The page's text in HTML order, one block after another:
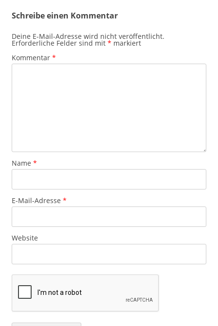
Schreibe einen Kommentar
Deine E-Mail-Adresse wird nicht veröffentlicht.
Erforderliche Felder sind mit * markiert
Kommentar *
Name *
E-Mail-Adresse *
Website